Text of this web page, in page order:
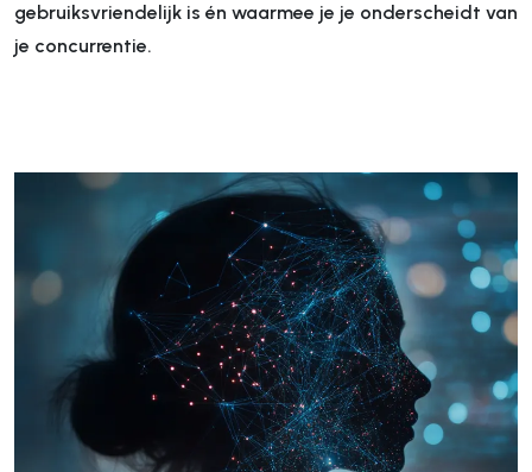
gebruiksvriendelijk is én waarmee je je onderscheidt van
je concurrentie.